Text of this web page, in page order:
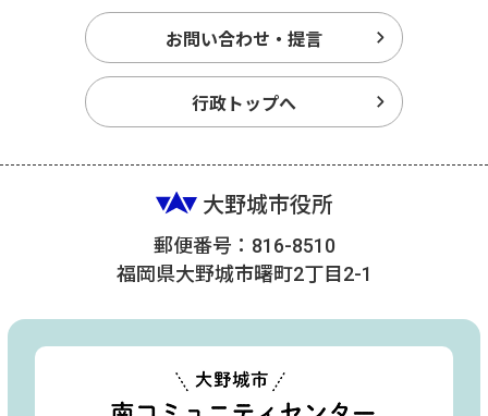
お問い合わせ・提言
行政トップへ
大野城市役所
郵便番号：816-8510
福岡県大野城市曙町2丁目2-1